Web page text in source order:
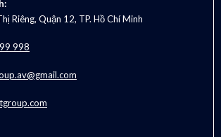
Riêng, Quận 12, TP. Hồ Chí Minh
998